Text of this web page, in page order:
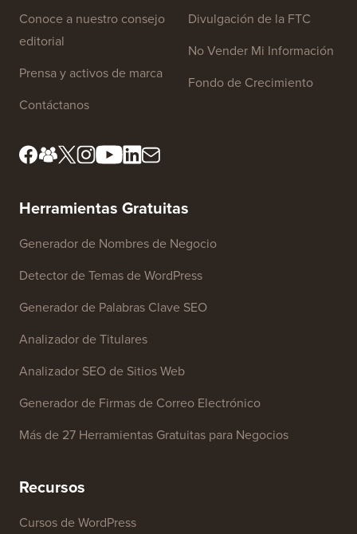
Conoce a nuestro consejo
editorial
Prensa y activos de marca
Contáctanos
Divulgación de la FTC
No Vender Mi Información
Fondo de Crecimiento
Herramientas Gratuitas
Generador de Nombres de Negocio
Detector de Temas de WordPress
Generador de Palabras Clave SEO
Analizador de Titulares
Analizador SEO de Sitios Web
Generador de Firmas de Correo Electrónico
Más de 27 Herramientas Gratuitas para Negocios
Recursos
Cursos de WordPress